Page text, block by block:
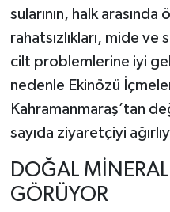
sularının, halk
rahatsızlıkları, mide ve
cilt problemlerine iyi
nedenle Ekinözü
Kahramanmaraş’tan
sayıda ziyaretçiyi
DOĞAL
GÖRÜYOR